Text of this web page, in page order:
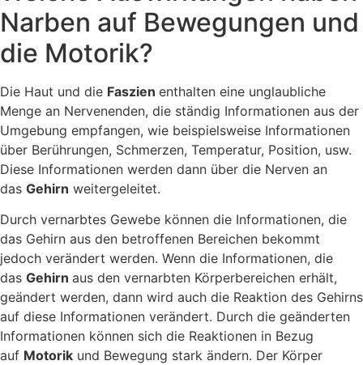
Narben auf Bewegungen und
die Motorik?
Die Haut und die Faszien enthalten eine unglaubliche
Menge an Nervenenden, die ständig Informationen aus der
Umgebung empfangen, wie beispielsweise Informationen
über Berührungen, Schmerzen, Temperatur, Position, usw.
Diese Informationen werden dann über die Nerven an
das Gehirn weitergeleitet.
Durch vernarbtes Gewebe können die Informationen, die
das Gehirn aus den betroffenen Bereichen bekommt
jedoch verändert werden. Wenn die Informationen, die
das Gehirn aus den vernarbten Körperbereichen erhält,
geändert werden, dann wird auch die Reaktion des Gehirns
auf diese Informationen verändert. Durch die geänderten
Informationen können sich die Reaktionen in Bezug
auf Motorik und Bewegung stark ändern. Der Körper